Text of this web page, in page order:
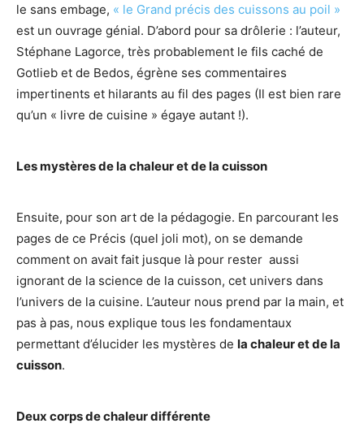
le sans embage, « le Grand précis des cuissons au poil »
est un ouvrage génial. D’abord pour sa drôlerie : l’auteur,
Stéphane Lagorce, très probablement le fils caché de
Gotlieb et de Bedos, égrène ses commentaires
impertinents et hilarants au fil des pages (Il est bien rare
qu’un « livre de cuisine » égaye autant !).
Les mystères de la chaleur et de la cuisson
Ensuite, pour son art de la pédagogie. En parcourant les
pages de ce Précis (quel joli mot), on se demande
comment on avait fait jusque là pour rester aussi
ignorant de la science de la cuisson, cet univers dans
l’univers de la cuisine. L’auteur nous prend par la main, et
pas à pas, nous explique tous les fondamentaux
permettant d’élucider les mystères de la chaleur et de la
cuisson.
Deux corps de chaleur différente